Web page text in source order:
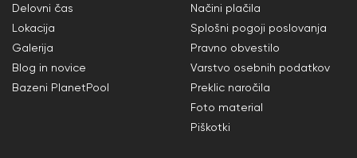
Delovni čas
Lokacija
Galerija
Blog in novice
Bazeni PlanetPool
Načini plačila
Splošni pogoji poslovanja
Pravno obvestilo
Varstvo osebnih podatkov
Preklic naročila
Foto material
Piškotki